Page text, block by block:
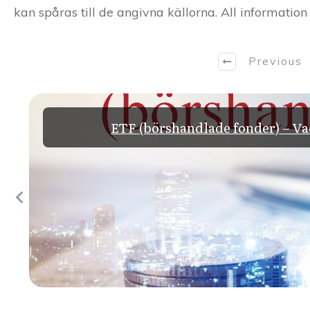
kan spåras till de angivna källorna. All
Previous
ETF (börshandlade fonder) –